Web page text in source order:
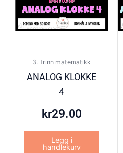
3. Trinn matematikk
ANALOG KLOKKE
4
kr29.00
Legg i
handlekurv